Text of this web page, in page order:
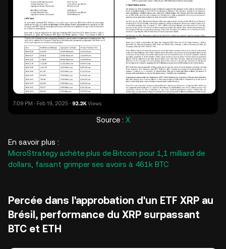
Source : X
En savoir plus :
MicroStrategy achète plus de Bitcoin pour 1,1 milliard de
dollars, faisant grimper ses avoirs à 461k BTC
Percée dans l'approbation d'un ETF XRP au
Brésil, performance du XRP surpassant
BTC et ETH